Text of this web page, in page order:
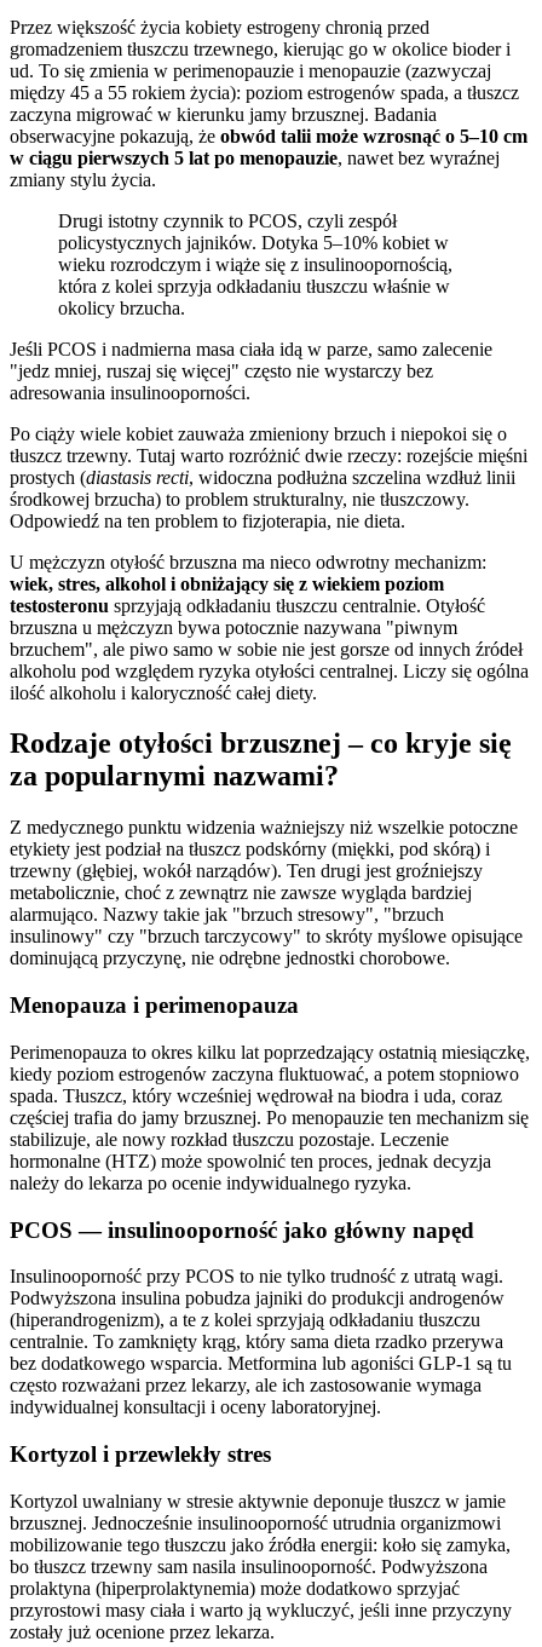
Przez większość życia kobiety estrogeny chronią przed
gromadzeniem tłuszczu trzewnego, kierując go w okolice bioder i
ud. To się zmienia w perimenopauzie i menopauzie (zazwyczaj
między 45 a 55 rokiem życia): poziom estrogenów spada, a tłuszcz
zaczyna migrować w kierunku jamy brzusznej. Badania
obserwacyjne pokazują, że obwód talii może wzrosnąć o 5–10 cm
w ciągu pierwszych 5 lat po menopauzie, nawet bez wyraźnej
zmiany stylu życia.
Drugi istotny czynnik to PCOS, czyli zespół
policystycznych jajników. Dotyka 5–10% kobiet w
wieku rozrodczym i wiąże się z insulinoopornością,
która z kolei sprzyja odkładaniu tłuszczu właśnie w
okolicy brzucha.
Jeśli PCOS i nadmierna masa ciała idą w parze, samo zalecenie
"jedz mniej, ruszaj się więcej" często nie wystarczy bez
adresowania insulinooporności.
Po ciąży wiele kobiet zauważa zmieniony brzuch i niepokoi się o
tłuszcz trzewny. Tutaj warto rozróżnić dwie rzeczy: rozejście mięśni
prostych (diastasis recti, widoczna podłużna szczelina wzdłuż linii
środkowej brzucha) to problem strukturalny, nie tłuszczowy.
Odpowiedź na ten problem to fizjoterapia, nie dieta.
U mężczyzn otyłość brzuszna ma nieco odwrotny mechanizm:
wiek, stres, alkohol i obniżający się z wiekiem poziom
testosteronu sprzyjają odkładaniu tłuszczu centralnie. Otyłość
brzuszna u mężczyzn bywa potocznie nazywana "piwnym
brzuchem", ale piwo samo w sobie nie jest gorsze od innych źródeł
alkoholu pod względem ryzyka otyłości centralnej. Liczy się ogólna
ilość alkoholu i kaloryczność całej diety.
Rodzaje otyłości brzusznej – co kryje się
za popularnymi nazwami?
Z medycznego punktu widzenia ważniejszy niż wszelkie potoczne
etykiety jest podział na tłuszcz podskórny (miękki, pod skórą) i
trzewny (głębiej, wokół narządów). Ten drugi jest groźniejszy
metabolicznie, choć z zewnątrz nie zawsze wygląda bardziej
alarmująco. Nazwy takie jak "brzuch stresowy", "brzuch
insulinowy" czy "brzuch tarczycowy" to skróty myślowe opisujące
dominującą przyczynę, nie odrębne jednostki chorobowe.
Menopauza i perimenopauza
Perimenopauza to okres kilku lat poprzedzający ostatnią miesiączkę,
kiedy poziom estrogenów zaczyna fluktuować, a potem stopniowo
spada. Tłuszcz, który wcześniej wędrował na biodra i uda, coraz
częściej trafia do jamy brzusznej. Po menopauzie ten mechanizm się
stabilizuje, ale nowy rozkład tłuszczu pozostaje. Leczenie
hormonalne (HTZ) może spowolnić ten proces, jednak decyzja
należy do lekarza po ocenie indywidualnego ryzyka.
PCOS — insulinooporność jako główny napęd
Insulinooporność przy PCOS to nie tylko trudność z utratą wagi.
Podwyższona insulina pobudza jajniki do produkcji androgenów
(hiperandrogenizm), a te z kolei sprzyjają odkładaniu tłuszczu
centralnie. To zamknięty krąg, który sama dieta rzadko przerywa
bez dodatkowego wsparcia. Metformina lub agoniści GLP-1 są tu
często rozważani przez lekarzy, ale ich zastosowanie wymaga
indywidualnej konsultacji i oceny laboratoryjnej.
Kortyzol i przewlekły stres
Kortyzol uwalniany w stresie aktywnie deponuje tłuszcz w jamie
brzusznej. Jednocześnie insulinooporność utrudnia organizmowi
mobilizowanie tego tłuszczu jako źródła energii: koło się zamyka,
bo tłuszcz trzewny sam nasila insulinooporność. Podwyższona
prolaktyna (hiperprolaktynemia) może dodatkowo sprzyjać
przyrostowi masy ciała i warto ją wykluczyć, jeśli inne przyczyny
zostały już ocenione przez lekarza.